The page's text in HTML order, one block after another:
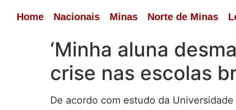
Home Nacionais Minas Norte de Minas
‘Minha aluna
crise nas escolas
De acordo com estudo da